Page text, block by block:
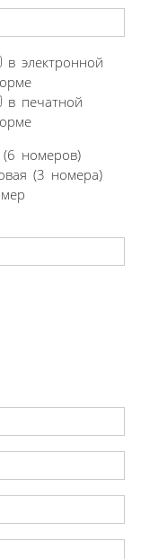
в электронной
в печатной
(6 номеров)
(3 номера)